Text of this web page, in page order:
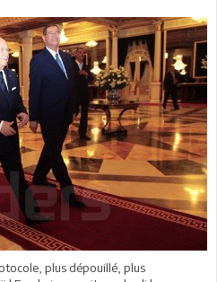
plus dépouillé, plus